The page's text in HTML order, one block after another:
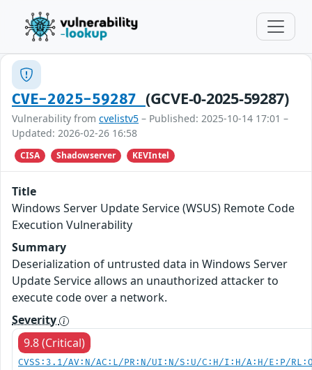
CVE-2025-59287 (GCVE-0-2025-59287)
Vulnerability from cvelistv5 – Published: 2025-10-14 17:01 –
Updated: 2026-02-26 16:58
CISA Shadowserver KEVIntel
Title
Windows Server Update Service (WSUS) Remote Code
Execution Vulnerability
Summary
Deserialization of untrusted data in Windows Server
Update Service allows an unauthorized attacker to
execute code over a network.
Severity
9.8 (Critical)
CVSS:3.1/AV:N/AC:L/PR:N/UI:N/S:U/C:H/I:H/A:H/E:P/